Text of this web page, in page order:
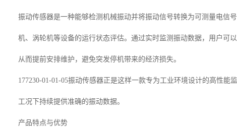
振动传感器是一种能够检测机械振动并将振动信号转换为可测量电信
机、涡轮机等设备的运行状态评估。通过实时监测振动数据，用户可
从而提前安排维护，避免突发停机带来的经济损失。
177230-01-01-05振动传感器正是这样一款专为工业环境设计的高性
工况下持续提供准确的振动数据。
产品特点与优势